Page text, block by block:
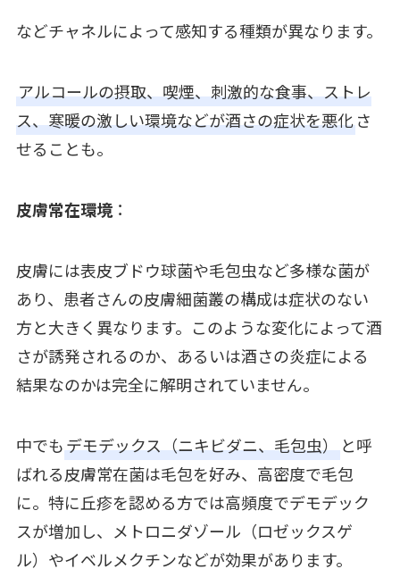
などチャネルによって感知する種類が異なります。
アルコールの摂取、喫煙、刺激的な食事、ストレ
ス、寒暖の激しい環境などが酒さの症状を悪化さ
せることも。
皮膚常在環境：
皮膚には表皮ブドウ球菌や毛包虫など多様な菌が
あり、患者さんの皮膚細菌叢の構成は症状のない
方と大きく異なります。このような変化によって酒
さが誘発されるのか、あるいは酒さの炎症による
結果なのかは完全に解明されていません。
中でもデモデックス（ニキビダニ、毛包虫）と呼
ばれる皮膚常在菌は毛包を好み、高密度で毛包
に。特に丘疹を認める方では高頻度でデモデック
スが増加し、メトロニダゾール（ロゼックスゲ
ル）やイベルメクチンなどが効果があります。